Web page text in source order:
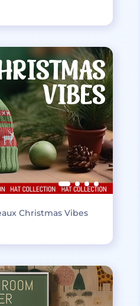
Christmas Vibes